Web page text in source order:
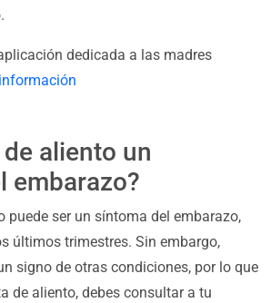
dedicada a las madres
aliento un
embarazo?
puede ser un síntoma del embarazo,
últimos trimestres. Sin embargo,
signo de otras condiciones, por lo que
de aliento, debes consultar a tu